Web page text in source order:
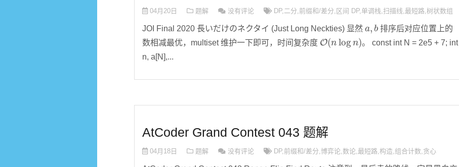
04月20日 题解 没有评论 DP,二分,前缀和/差分, 区间 DP,单调栈,扫描线,最短路,树状数组
JOI Final 2020 長いだけのネクタイ (Just Long Neckties) 显然
b
排序后对应位置上的
数相减最优，multiset 维护一下即可，时间复杂度
O(n log
。 const int N = 2e5 + 7; int
n, a[N],...
AtCoder Grand Contest 043 题解
04月18日 题解 没有评论 DP,前缀和/差分,博弈论,数论,最短路,构造,组合计数,贪心